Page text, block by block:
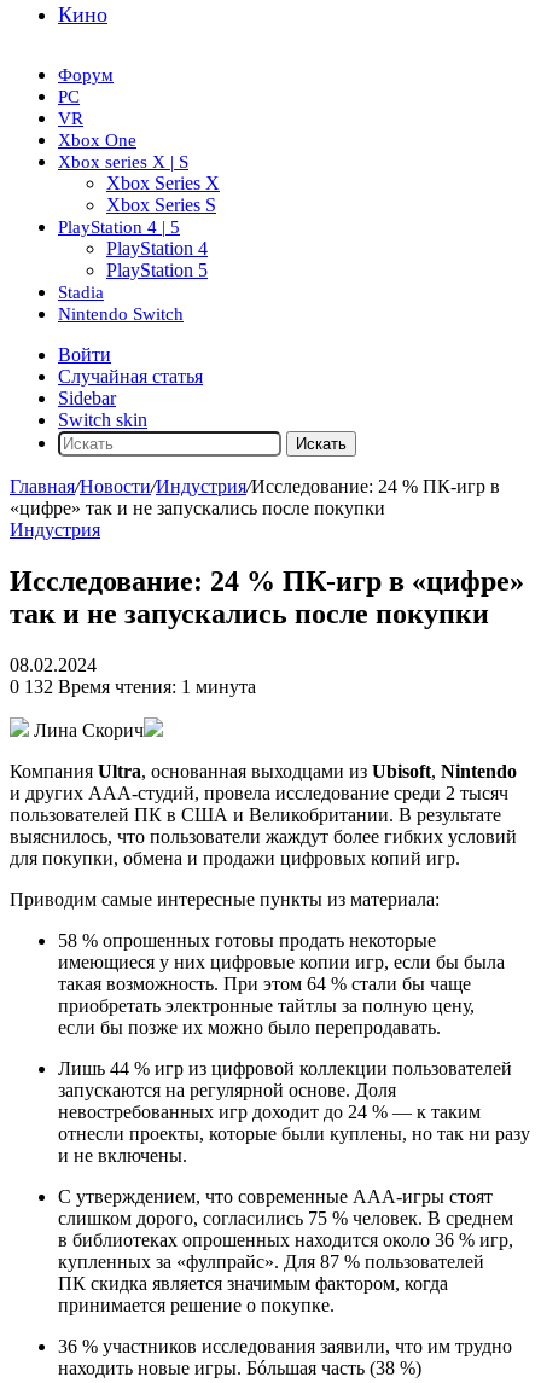
Кино
Форум
PC
VR
Xbox One
Xbox series X | S
Xbox Series X
Xbox Series S
PlayStation 4 | 5
PlayStation 4
PlayStation 5
Stadia
Nintendo Switch
Войти
Случайная статья
Sidebar
Switch skin
Искать
Главная/Новости/Индустрия/Исследование: 24 % ПК-игр в
«цифре» так и не запускались после покупки
Индустрия
Исследование: 24 % ПК-игр в «цифре»
так и не запускались после покупки
08.02.2024
0 132 Время чтения: 1 минута
Лина Скорич
Компания Ultra, основанная выходцами из Ubisoft, Nintendo
и других ААА-студий, провела исследование среди 2 тысяч
пользователей ПК в США и Великобритании. В результате
выяснилось, что пользователи жаждут более гибких условий
для покупки, обмена и продажи цифровых копий игр.
Приводим самые интересные пункты из материала:
58 % опрошенных готовы продать некоторые
имеющиеся у них цифровые копии игр, если бы была
такая возможность. При этом 64 % стали бы чаще
приобретать электронные тайтлы за полную цену,
если бы позже их можно было перепродавать.
Лишь 44 % игр из цифровой коллекции пользователей
запускаются на регулярной основе. Доля
невостребованных игр доходит до 24 % — к таким
отнесли проекты, которые были куплены, но так ни разу
и не включены.
С утверждением, что современные ААА-игры стоят
слишком дорого, согласились 75 % человек. В среднем
в библиотеках опрошенных находится около 36 % игр,
купленных за «фулпрайс». Для 87 % пользователей
ПК скидка является значимым фактором, когда
принимается решение о покупке.
36 % участников исследования заявили, что им трудно
находить новые игры. Бóльшая часть (38 %)